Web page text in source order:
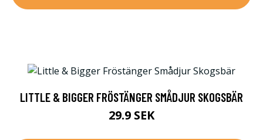
LITTLE & BIGGER FRÖSTÄNGER SMÅDJUR SKOGSBÄR
29.9 SEK